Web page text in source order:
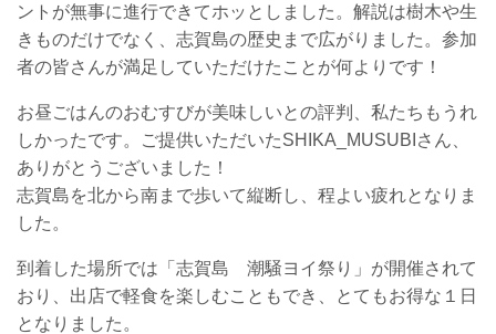
ントが無事に進行できてホッとしました。 解説は樹木や生
きものだけでなく、志賀島の歴史まで広がりました。 参加
者の皆さんが満足していただけたことが何よりです！
お昼ごはんのおむすびが美味しいとの評判、私たちもうれ
しかったです。ご提供いただいたSHIKA_MUSUBIさん、
ありがとうございました！
志賀島を北から南まで歩いて縦断し、程よい疲れとなりま
した。
到着した場所では「志賀島 潮騒ヨイ祭り」が開催されて
おり、出店で軽食を楽しむこともでき、とてもお得な１日
となりました。